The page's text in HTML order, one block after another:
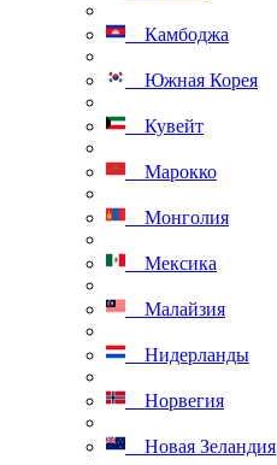
Камбоджа
Южная Корея
Кувейт
Марокко
Монголия
Мексика
Малайзия
Нидерланды
Норвегия
Новая Зеландия